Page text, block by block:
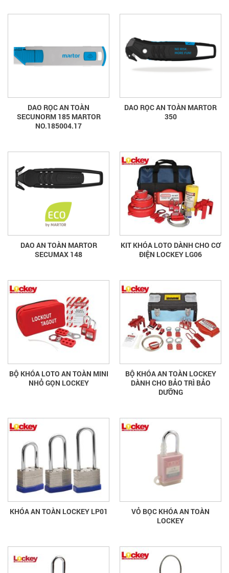
DAO RỌC AN TOÀN
SECUNORM 185 MARTOR
NO.185004.17
DAO RỌC AN TOÀN MARTOR
350
DAO AN TOÀN MARTOR
SECUMAX 148
KIT KHÓA LOTO DÀNH CHO CƠ
ĐIỆN LOCKEY LG06
BỘ KHÓA LOTO AN TOÀN MINI
NHỎ GỌN LOCKEY
BỘ KHÓA AN TOÀN LOCKEY
DÀNH CHO BẢO TRÌ BẢO
DƯỠNG
KHÓA AN TOÀN LOCKEY LP01
VỎ BỌC KHÓA AN TOÀN
LOCKEY